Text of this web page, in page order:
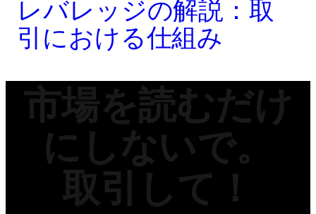
レバレッジの解説：取
引における仕組み
市場を読むだけ
にしないで。
取引して！